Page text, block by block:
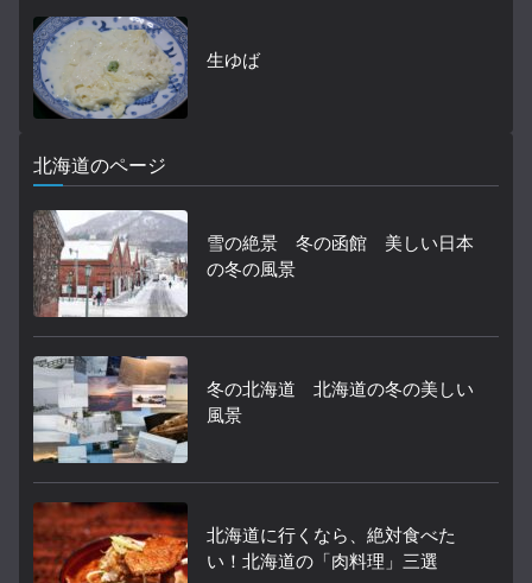
生ゆば
北海道のページ
雪の絶景 冬の函館 美しい日本
の冬の風景
冬の北海道 北海道の冬の美しい
風景
北海道に行くなら、絶対食べた
い！北海道の「肉料理」三選